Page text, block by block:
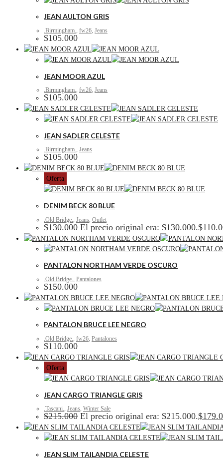
JEAN AULTON GRIS
.Birmingham., fw26, Jeans
$105.000
JEAN MOOR AZUL
.Birmingham., fw26, Jeans
$105.000
JEAN SADLER CELESTE
.Birmingham., Jeans
$105.000
Oferta
DENIM BECK 80 BLUE
.Old Bridge. Jeans Outlet
$130.000 El precio original era: $130.000.$
PANTALON NORTHAM VERDE OSCURO
.Old Bridge. Pantalones
$150.000
PANTALON BRUCE LEE NEGRO
.Old Bridge., fw26, Pantalones
$110.000
Oferta
JEAN CARGO TRIANGLE GRIS
.Tascani., Jeans, Winter Sale
$215.000 El precio original era: $215.000.$
JEAN SLIM TAILANDIA CELESTE